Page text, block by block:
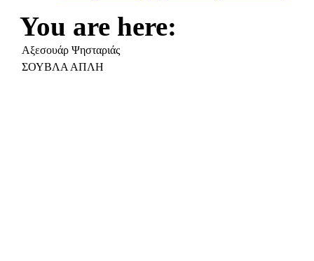
You are here:
Αξεσουάρ Ψησταριάς
ΣΟΥΒΛΑ ΑΠΛΗ